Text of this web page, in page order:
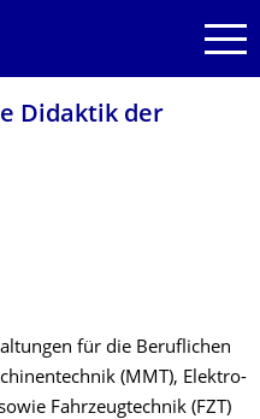
Didaktik der
für die Beruflichen
(MMT), Elektro-
Fahrzeugtechnik (FZT)